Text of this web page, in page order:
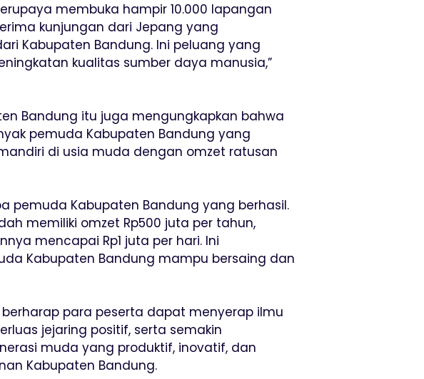
membuka hampir 10.000 lapangan
kunjungan dari Jepang yang
Kabupaten Bandung. Ini peluang yang
kualitas sumber daya manusia,”
Bandung itu juga mengungkapkan bahwa
pemuda Kabupaten Bandung yang
di usia muda dengan omzet ratusan
pemuda Kabupaten Bandung yang berhasil.
memiliki omzet Rp500 juta per tahun,
mencapai Rp1 juta per hari. Ini
Kabupaten Bandung mampu bersaing dan
para peserta dapat menyerap ilmu
jejaring positif, serta semakin
muda yang produktif, inovatif, dan
Kabupaten Bandung.